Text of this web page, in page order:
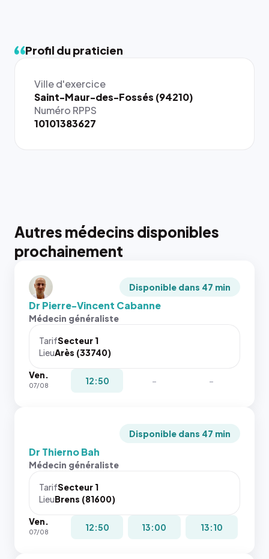
Profil du praticien
Ville d'exercice
Saint-Maur-des-Fossés (94210)
Numéro RPPS
10101383627
Autres médecins disponibles
prochainement
Disponible dans 47 min
Dr Pierre-Vincent Cabanne
Médecin généraliste
TarifSecteur 1
LieuArès (33740)
Ven.
07/08 12:50 - -
Disponible dans 47 min
Dr Thierno Bah
Médecin généraliste
TarifSecteur 1
LieuBrens (81600)
Ven.
07/08 12:50 13:00 13:10